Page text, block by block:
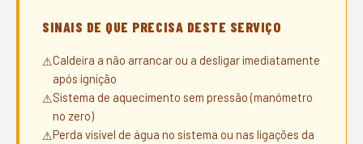
SINAIS DE QUE PRECISA DESTE SERVIÇO
Caldeira a não arrancar ou a desligar imediatamente
após ignição
Sistema de aquecimento sem pressão (manómetro
no zero)
Perda visível de água no sistema ou nas ligações da